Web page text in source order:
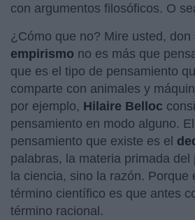
con argumentos filosóficos. O
¿Cómo que no? Mire usted, don
empirismo no es más que
que es el tipo de pensamiento
comparte con animales y
por ejemplo, Hilaire Belloc
pensamiento en modo alguno.
pensamiento que existe es el
palabras, la materia primada del
la ciencia, sino la razón. Porque
término científico es que antes
término racional.